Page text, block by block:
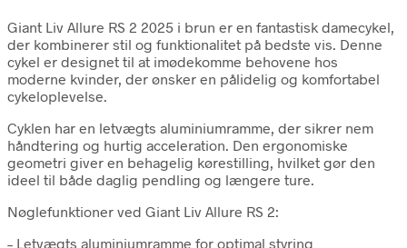
Giant Liv Allure RS 2 2025 i brun er en fantastisk damecykel,
der kombinerer stil og funktionalitet på bedste vis. Denne
cykel er designet til at imødekomme behovene hos
moderne kvinder, der ønsker en pålidelig og komfortabel
cykeloplevelse.
Cyklen har en letvægts aluminiumramme, der sikrer nem
håndtering og hurtig acceleration. Den ergonomiske
geometri giver en behagelig kørestilling, hvilket gør den
ideel til både daglig pendling og længere ture.
Nøglefunktioner ved Giant Liv Allure RS 2:
– Letvægts aluminiumramme for optimal styring